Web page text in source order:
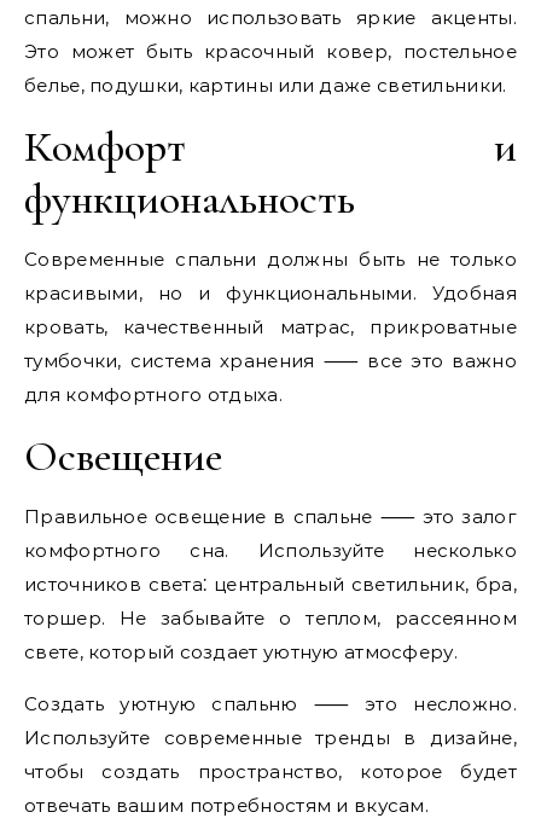
спальни, можно использовать яркие акценты.
Это может быть красочный ковер, постельное
белье, подушки, картины или даже светильники.
Комфорт и
функциональность
Современные спальни должны быть не только
красивыми, но и функциональными. Удобная
кровать, качественный матрас, прикроватные
тумбочки, система хранения ⸺ все это важно
для комфортного отдыха.
Освещение
Правильное освещение в спальне ⸺ это залог
комфортного сна. Используйте несколько
источников света⁚ центральный светильник, бра,
торшер. Не забывайте о теплом, рассеянном
свете, который создает уютную атмосферу.
Создать уютную спальню ⸺ это несложно.
Используйте современные тренды в дизайне,
чтобы создать пространство, которое будет
отвечать вашим потребностям и вкусам.